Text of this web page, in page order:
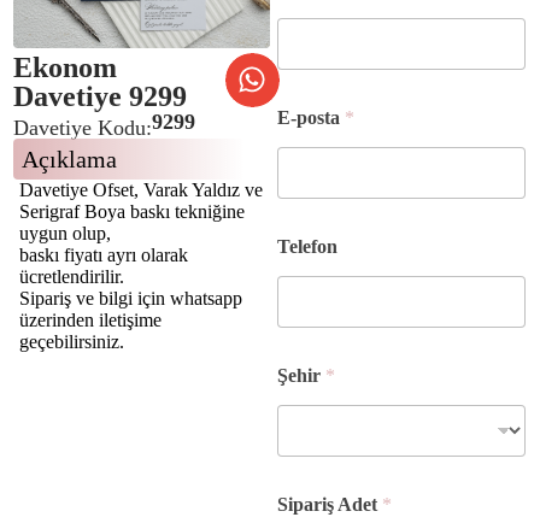
Ekonom
Davetiye 9299
Davetiye Kodu:9299
Açıklama
Davetiye Ofset, Varak Yaldız ve
Serigraf Boya baskı tekniğine
uygun olup,
baskı fiyatı ayrı olarak
ücretlendirilir.
Sipariş ve bilgi için whatsapp
üzerinden iletişime
geçebilirsiniz.
Ş
e
h
o
y
a
ı
d
E-posta *
Telefon
Şehir *
Sipariş Adet *